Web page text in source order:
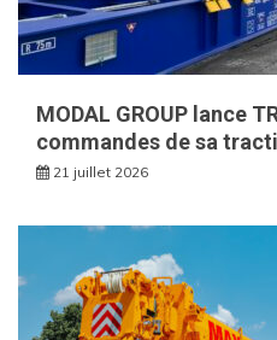
MODAL GROUP lance
commandes de sa
21 juillet 2026